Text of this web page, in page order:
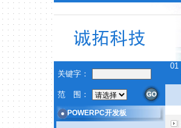
关键字：
范 围：
01
POWERPC开发板